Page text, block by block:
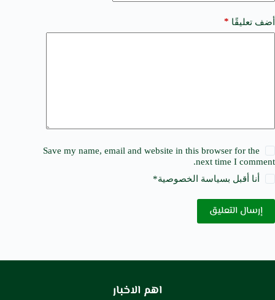
أضف تعليقًا *
Save my name, email and website in this browser for the
next time I comment.
أنا أقبل بسياسة الخصوصية*
إرسال التعليق
اهم الاخبار